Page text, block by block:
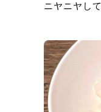
ニヤニヤし